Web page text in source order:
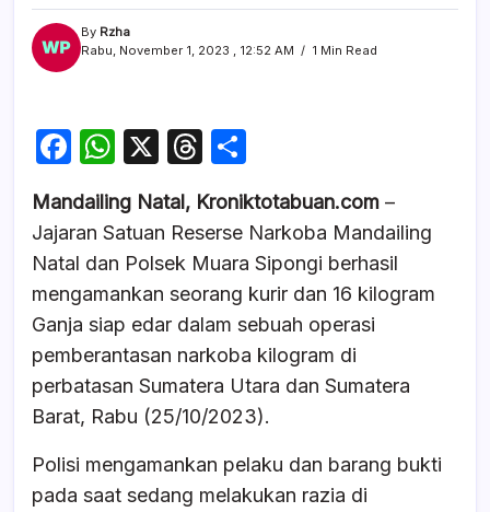
By Rzha
Rabu, November 1, 2023 , 12:52 AM
1 Min Read
F
c
e
b
o
o
k
W
at
s
A
p
p
X
T
e
a
d
s
ar
e
Mandailing Natal, Kroniktotabuan.com –
Jajaran Satuan Reserse Narkoba Mandailing
Natal dan Polsek Muara Sipongi berhasil
mengamankan seorang kurir dan 16 kilogram
Ganja siap edar dalam sebuah operasi
pemberantasan narkoba kilogram di
perbatasan Sumatera Utara dan Sumatera
Barat, Rabu (25/10/2023).
Polisi mengamankan pelaku dan barang bukti
pada saat sedang melakukan razia di